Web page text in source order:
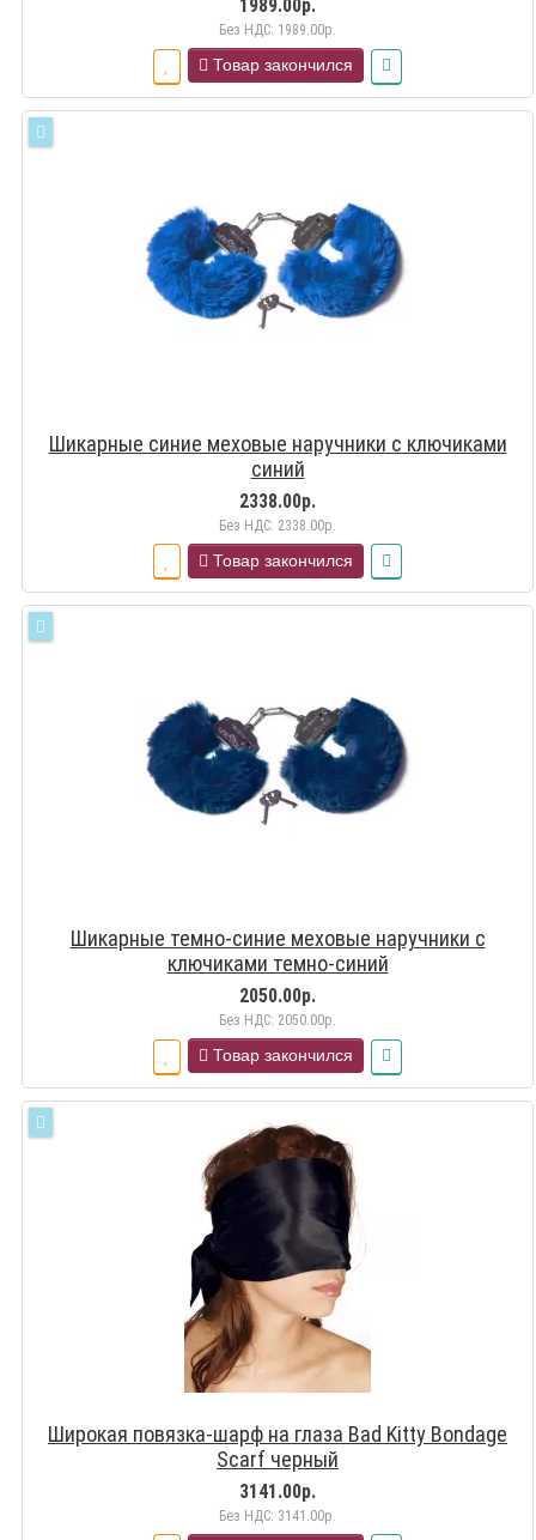
1989.00р.
Без НДС: 1989.00р.
Товар закончился
Шикарные синие меховые наручники с ключиками
синий
2338.00р.
Без НДС: 2338.00р.
Товар закончился
Шикарные темно-синие меховые наручники с
ключиками темно-синий
2050.00р.
Без НДС: 2050.00р.
Товар закончился
Широкая повязка-шарф на глаза Bad Kitty Bondage
Scarf черный
3141.00р.
Без НДС: 3141.00р.